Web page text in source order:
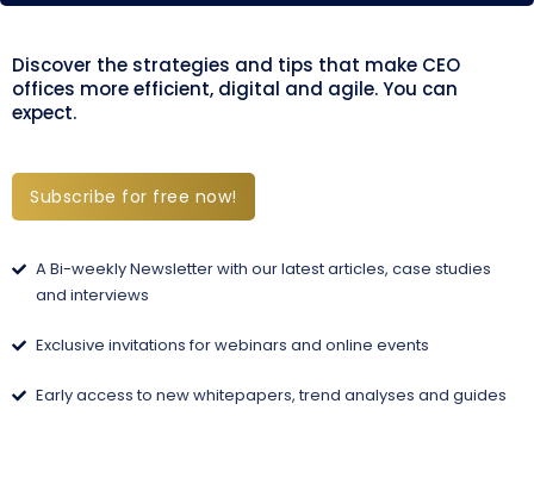
Discover the strategies and tips that make CEO
offices more efficient, digital and agile. You can
expect.
Subscribe for free now!
A Bi-weekly Newsletter with our latest articles, case studies
and interviews
Exclusive invitations for webinars and online events
Early access to new whitepapers, trend analyses and guides